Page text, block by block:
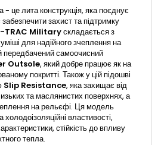
це лита конструкція, яка поєднує
захист та підтримку
TRAC Militaryскладається з
для надійного зчеплення на
передбачений самоочисний
Outsole, який добре працює як на
покритті. Також у цій підошві
Slip Resistance, яка захищає від
та маслянистих поверхнях, а
на рельєфі. Ця модель
властивості,
стійкість до впливу
тепла.